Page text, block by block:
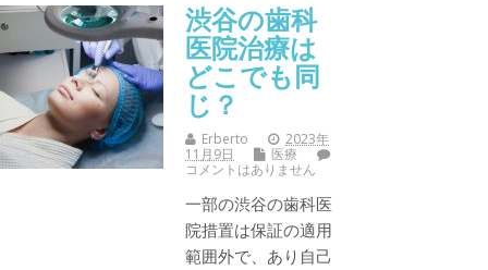
渋谷の歯科
医院治療は
どこでも同
じ？
Erberto
2023年
11月9日
医療
コメントはありません
一部の渋谷の歯科医
院措置は保証の適用
範囲外で、あり自己